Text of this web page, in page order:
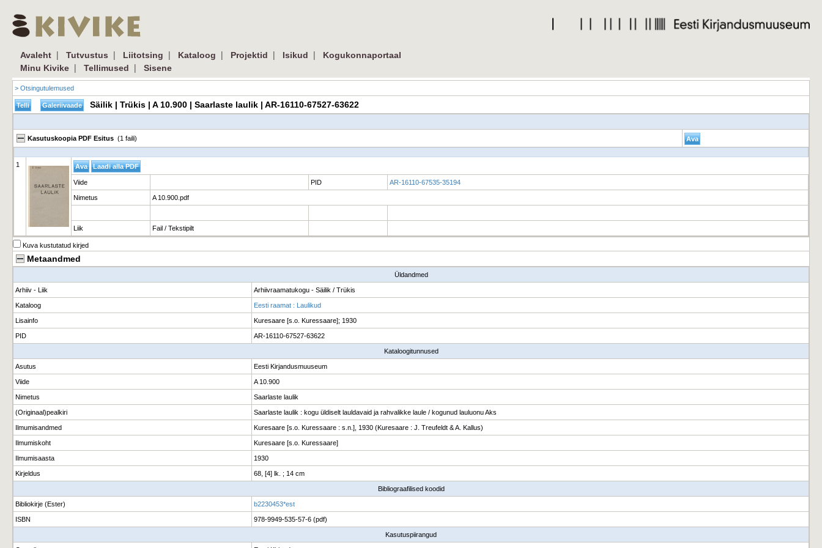
Avaleht | Tutvustus | Liitotsing | Kataloog | Projektid | Isikud |
Kogukonnaportaal
Minu Kivike | Tellimused | Sisene
> Otsingutulemused
Säilik | Trükis | A 10.900 | Saarlaste laulik | AR-16110-67527-63622
Kasutuskoopia PDF Esitus (1 faili)
1
Viide PID AR-16110-67535-35194
Nimetus A 10.900.pdf
Liik Fail / Tekstipilt
Kuva kustutatud kirjed
Metaandmed
Üldandmed
Arhiiv - Liik Arhiivraamatukogu - Säilik / Trükis
Kataloog Eesti raamat : Laulikud
Lisainfo Kuresaare [s.o. Kuressaare]; 1930
PID AR-16110-67527-63622
Kataloogitunnused
Asutus Eesti Kirjandusmuuseum
Viide A 10.900
Nimetus Saarlaste laulik
(Originaal)pealkiri Saarlaste laulik : kogu üldiselt lauldavaid ja rahvalikke laule / kogunud lauluonu Aks
Ilmumisandmed Kuresaare [s.o. Kuressaare : s.n.], 1930 (Kuresaare : J. Treufeldt & A. Kallus)
Ilmumiskoht Kuresaare [s.o. Kuressaare]
Ilmumisaasta 1930
Kirjeldus 68, [4] lk. ; 14 cm
Bibliograafilised koodid
Bibliokirje (Ester) b2230453*est
ISBN 978-9949-535-57-6 (pdf)
Kasutuspiirangud